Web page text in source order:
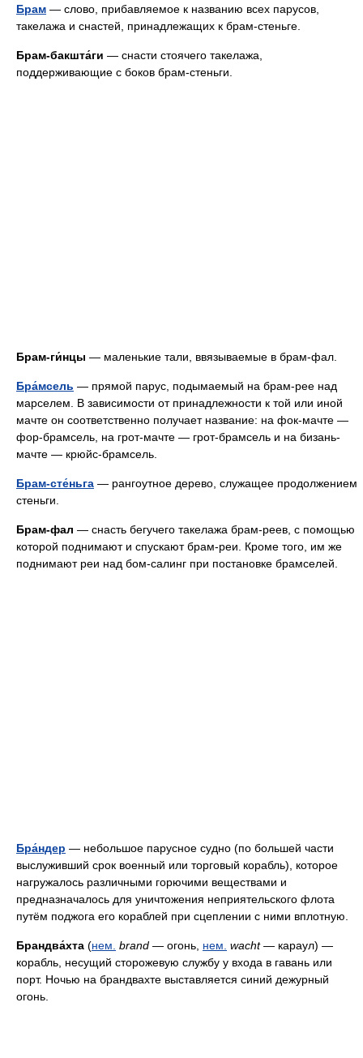
Брам — слово, прибавляемое к названию всех парусов,
такелажа и снастей, принадлежащих к брам-стеньге.
Брам-бакшта́ги — снасти стоячего такелажа,
поддерживающие с боков брам-стеньги.
Брам-ги́нцы — маленькие тали, ввязываемые в брам-фал.
Бра́мсель — прямой парус, подымаемый на брам-рее над
марселем. В зависимости от принадлежности к той или иной
мачте он соответственно получает название: на фок-мачте —
фор-брамсель, на грот-мачте — грот-брамсель и на бизань-
мачте — крюйс-брамсель.
Брам-сте́ньга — рангоутное дерево, служащее продолжением
стеньги.
Брам-фал — снасть бегучего такелажа брам-реев, с помощью
которой поднимают и спускают брам-реи. Кроме того, им же
поднимают реи над бом-салинг при постановке брамселей.
Бра́ндер — небольшое парусное судно (по большей части
выслуживший срок военный или торговый корабль), которое
нагружалось различными горючими веществами и
предназначалось для уничтожения неприятельского флота
путём поджога его кораблей при сцеплении с ними вплотную.
Брандва́хта (нем. brand — огонь, нем. wacht— караул) —
корабль, несущий сторожевую службу у входа в гавань или
порт. Ночью на брандвахте выставляется синий дежурный
огонь.